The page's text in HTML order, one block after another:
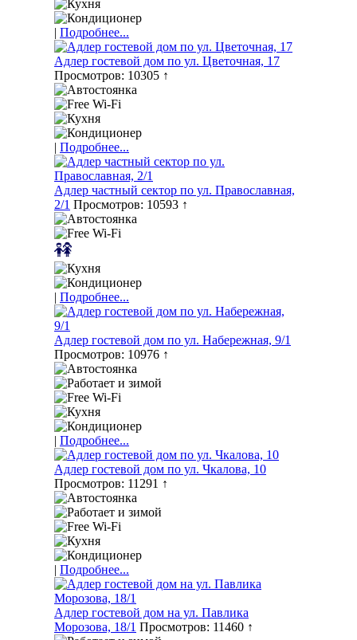
| Подробнее...
Адлер гостевой дом по ул. Цветочная, 17
Просмотров: 10305 ↑
| Подробнее...
Адлер частный сектор по ул. Православная,
2/1 Просмотров: 10593 ↑
| Подробнее...
Адлер гостевой дом по ул. Набережная, 9/1
Просмотров: 10976 ↑
| Подробнее...
Адлер гостевой дом по ул. Чкалова, 10
Просмотров: 11291 ↑
| Подробнее...
Адлер гостевой дом на ул. Павлика
Морозова, 18/1 Просмотров: 11460 ↑